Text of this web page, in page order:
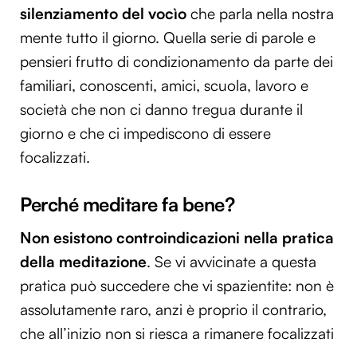
silenziamento del vocìo che parla nella nostra
mente tutto il giorno. Quella serie di parole e
pensieri frutto di condizionamento da parte dei
familiari, conoscenti, amici, scuola, lavoro e
società che non ci danno tregua durante il
giorno e che ci impediscono di essere
focalizzati.
Perché meditare fa bene?
Non esistono controindicazioni nella pratica
della meditazione. Se vi avvicinate a questa
pratica può succedere che vi spazientite: non è
assolutamente raro, anzi è proprio il contrario,
che all’inizio non si riesca a rimanere focalizzati